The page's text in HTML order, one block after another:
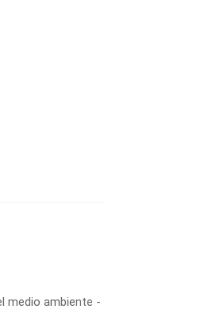
medio ambiente -